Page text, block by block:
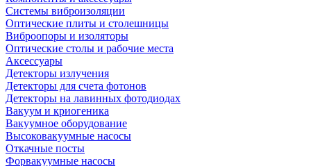
Системы виброизоляции
Оптические плиты и столешницы
Виброопоры и изоляторы
Оптические столы и рабочие места
Аксессуары
Детекторы излучения
Детекторы для счета фотонов
Детекторы на лавинных фотодиодах
Вакуум и криогеника
Вакуумное оборудование
Высоковакуумные насосы
Откачные посты
Форвакуумные насосы